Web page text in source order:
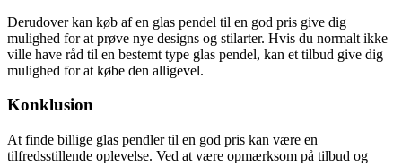
Derudover kan køb af en glas pendel til en god pris give dig
mulighed for at prøve nye designs og stilarter. Hvis du normalt ikke
ville have råd til en bestemt type glas pendel, kan et tilbud give dig
mulighed for at købe den alligevel.
Konklusion
At finde billige glas pendler til en god pris kan være en
tilfredsstillende oplevelse. Ved at være opmærksom på tilbud og